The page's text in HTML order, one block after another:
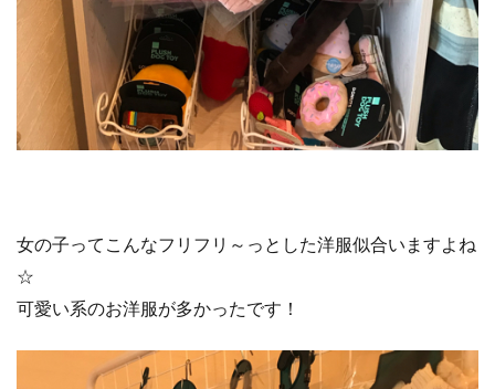
女の子ってこんなフリフリ～っとした洋服似合いますよね
☆
可愛い系のお洋服が多かったです！